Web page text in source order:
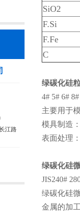
江路
SiO2
F.Si
F.Fe
C
绿碳化硅
4# 5# 6#
主要用于
模具制造
表面处理
绿碳化硅
JIS240#
绿碳化硅
金属的加